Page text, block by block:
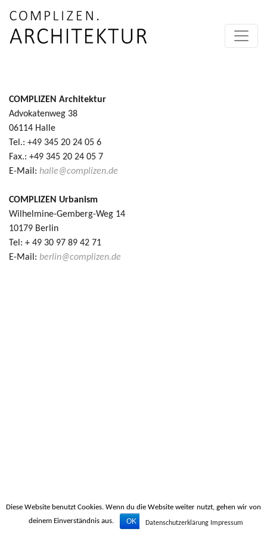
COMPLIZEN Architektur
Advokatenweg 38
06114 Halle
Tel.: +49 345 20 24 05 6
Fax.: +49 345 20 24 05 7
E-Mail: halle@complizen.de
COMPLIZEN Urbanism
Wilhelmine-Gemberg-Weg 14
10179 Berlin
Tel: + 49 30 97 89 42 71
E-Mail: berlin@complizen.de
Datenschutzerklärung Impressum
Diese Website benutzt Cookies. Wenn du die Website weiter nutzt, gehen wir von
deinem Einverständnis aus.
OK Datenschutzerklärung